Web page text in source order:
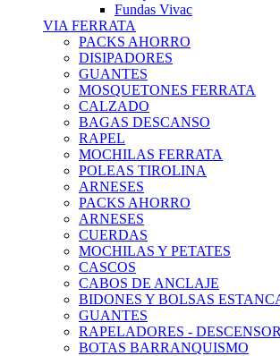
Fundas Vivac
VIA FERRATA
PACKS AHORRO
DISIPADORES
GUANTES
MOSQUETONES FERRATA
CALZADO
BAGAS DESCANSO
RAPEL
MOCHILAS FERRATA
POLEAS TIROLINA
ARNESES
PACKS AHORRO
ARNESES
CUERDAS
MOCHILAS Y PETATES
CASCOS
CABOS DE ANCLAJE
BIDONES Y BOLSAS
GUANTES
RAPELADORES -
BOTAS BARRANQUISMO